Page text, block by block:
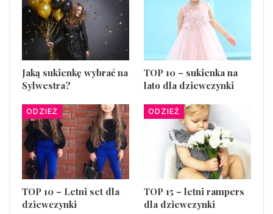
Jaką sukienkę wybrać na
Sylwestra?
TOP 10 – sukienka na
lato dla dziewczynki
ODZIEŻ
TOP 10 – Letni set dla
dziewczynki
ODZIEŻ
TOP 15 – letni rampers
dla dziewczynki